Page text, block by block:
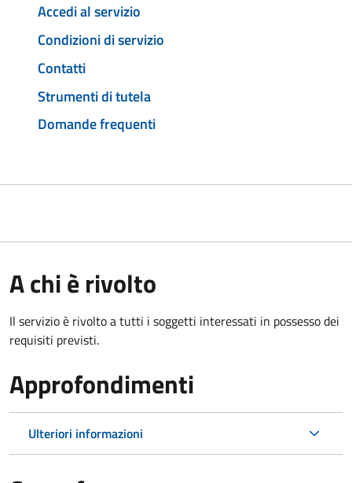
Accedi al servizio
Condizioni di servizio
Contatti
Strumenti di tutela
Domande frequenti
A chi è rivolto
Il servizio è rivolto a tutti i soggetti interessati in possesso dei
requisiti previsti.
Approfondimenti
Ulteriori informazioni